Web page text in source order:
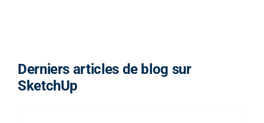
Derniers articles de blog sur
SketchUp